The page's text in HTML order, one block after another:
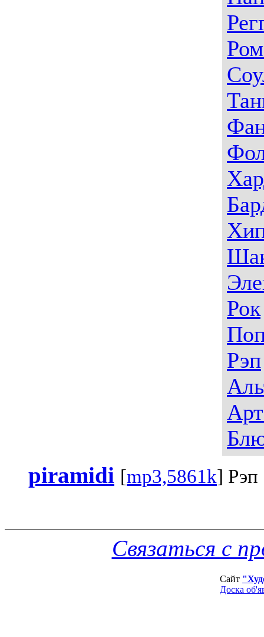
Рок
Рэп
piramidi [mp3,5861k] Рэп
Связаться с
Сайт
Доска